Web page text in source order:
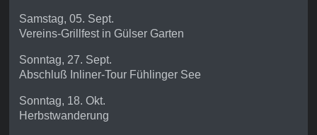
Samstag, 05. Sept.
Vereins-Grillfest in Gülser Garten
Sonntag, 27. Sept.
Abschluß Inliner-Tour Fühlinger See
Sonntag, 18. Okt.
Herbstwanderung